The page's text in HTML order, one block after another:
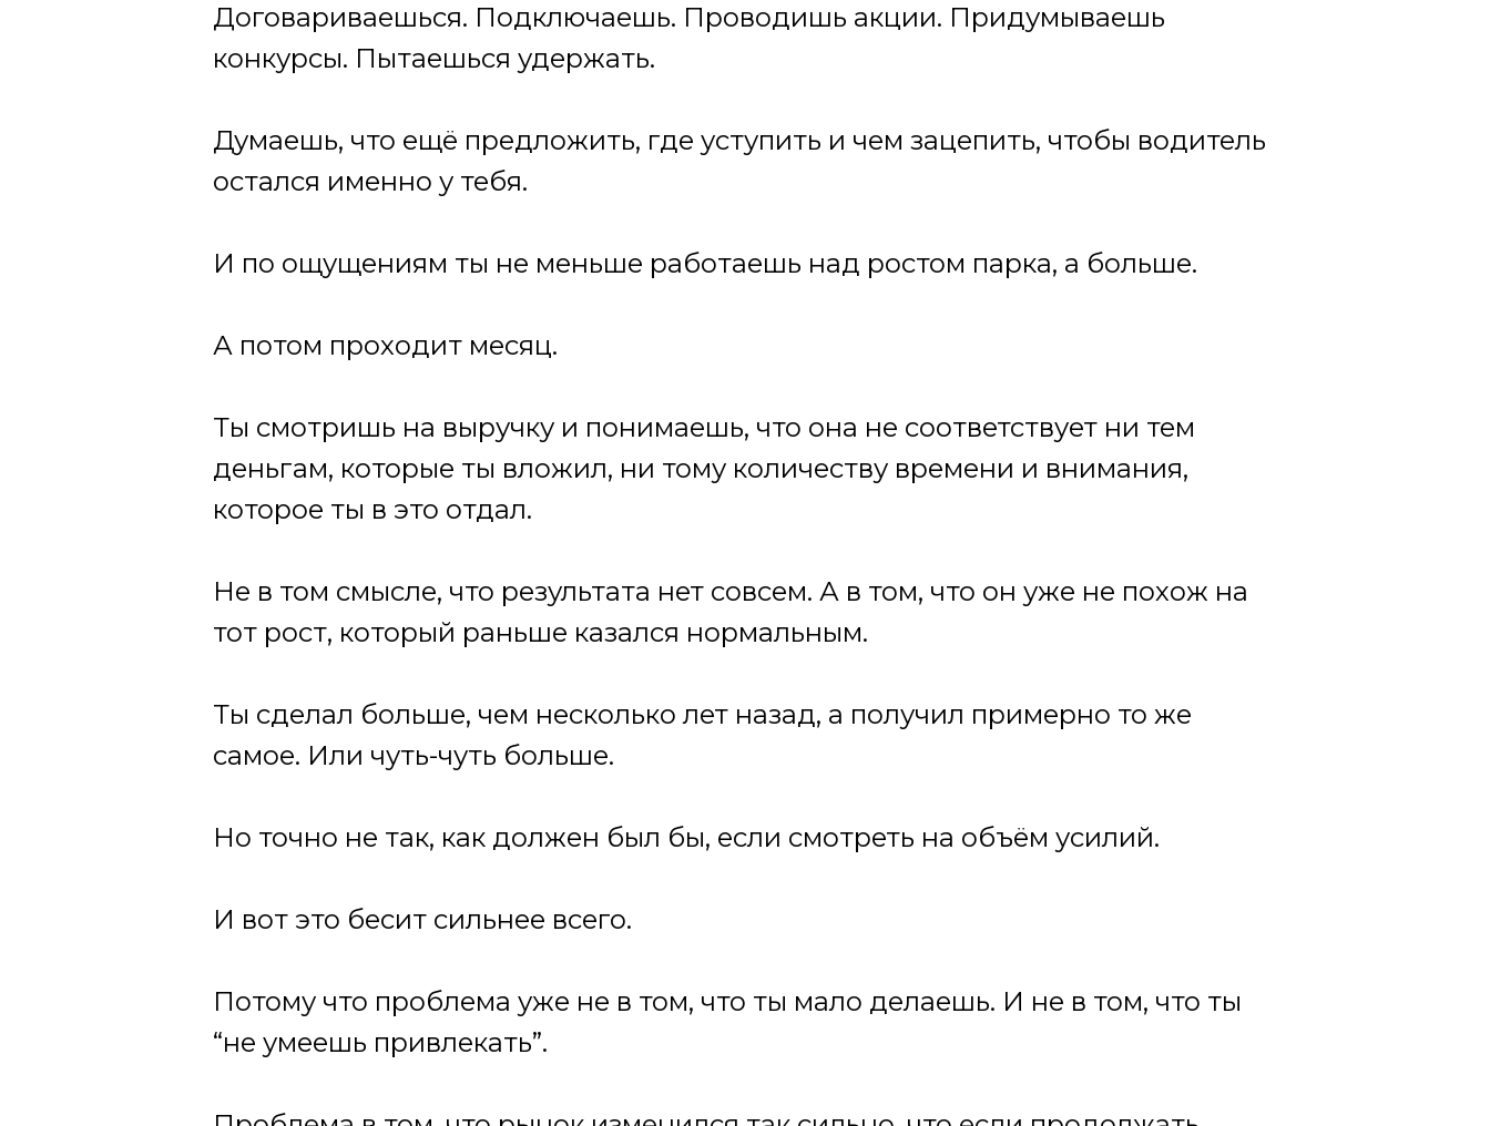
Договариваешься. Подключаешь. Проводишь акции. Придумываешь
конкурсы. Пытаешься удержать.
Думаешь, что ещё предложить, где уступить и чем зацепить, чтобы водитель
остался именно у тебя.
И по ощущениям ты не меньше работаешь над ростом парка, а больше.
А потом проходит месяц.
Ты смотришь на выручку и понимаешь, что она не соответствует ни тем
деньгам, которые ты вложил, ни тому количеству времени и внимания,
которое ты в это отдал.
Не в том смысле, что результата нет совсем. А в том, что он уже не похож на
тот рост, который раньше казался нормальным.
Ты сделал больше, чем несколько лет назад, а получил примерно то же
самое. Или чуть-чуть больше.
Но точно не так, как должен был бы, если смотреть на объём усилий.
И вот это бесит сильнее всего.
Потому что проблема уже не в том, что ты мало делаешь. И не в том, что ты
“не умеешь привлекать”.